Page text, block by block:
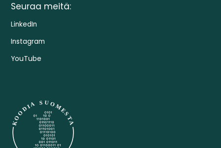
Seuraa meitä:
LinkedIn
Instagram
YouTube